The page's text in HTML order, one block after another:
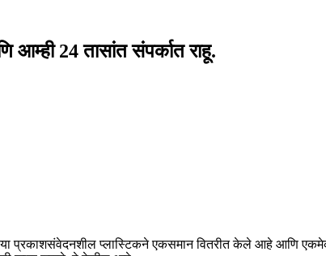
आम्ही 24 तासांत संपर्कात राहू.
प्रकाशसंवेदनशील प्लास्टिकने एकसमान वितरीत केले आहे आणि